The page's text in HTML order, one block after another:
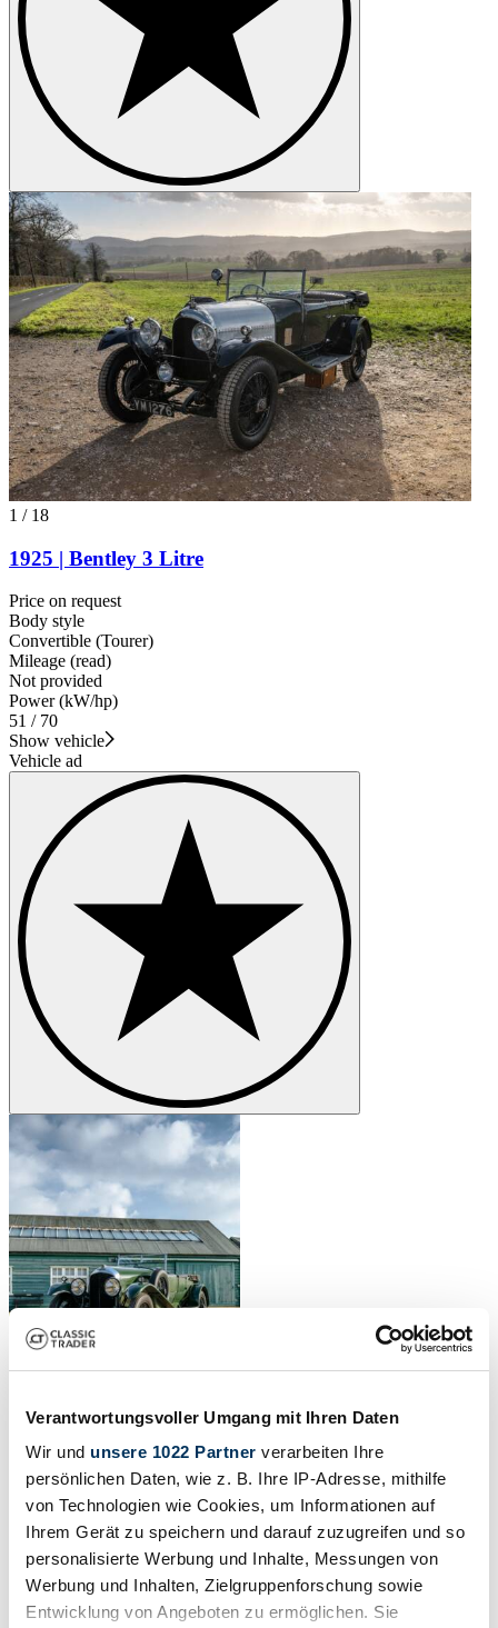
Verantwortungsvoller Umgang mit Ihren Daten
Wir und unsere 1022 Partner verarbeiten Ihre
persönlichen Daten, wie z. B. Ihre IP-Adresse, mithilfe
von Technologien wie Cookies, um Informationen auf
Ihrem Gerät zu speichern und darauf zuzugreifen und so
personalisierte Werbung und Inhalte, Messungen von
Werbung und Inhalten, Zielgruppenforschung sowie
Entwicklung von Angeboten zu ermöglichen. Sie
1 / 18
1925 | Bentley 3 Litre
Price on request
Body style
Convertible (Tourer)
Mileage (read)
Not provided
Power (kW/hp)
51 / 70
Show vehicle
Vehicle ad
/23
1930 | Bentley 4 1/2 Litre
Price on request
Body style
Convertible (Tourer)
Mileage (read)